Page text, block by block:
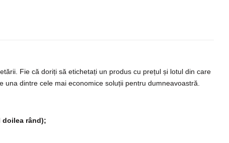
Fie că doriți să etichetați un produs cu prețul și lotul din care
una dintre cele mai economice soluții pentru dumneavoastră.
doilea rând);